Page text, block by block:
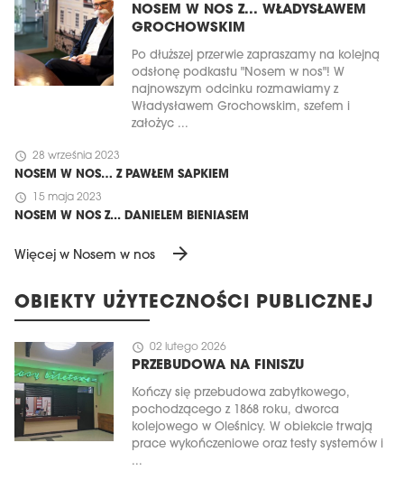
NOSEM W NOS Z... WŁADYSŁAWEM
GROCHOWSKIM
Po dłuższej przerwie zapraszamy na kolejną
odsłonę podkastu "Nosem w nos"! W
najnowszym odcinku rozmawiamy z
Władysławem Grochowskim, szefem i
założyc ...
schedule 28 września 2023
NOSEM W NOS… Z PAWŁEM SAPKIEM
schedule 15 maja 2023
NOSEM W NOS Z... DANIELEM BIENIASEM
Więcej w Nosem w nos arrow_forward
OBIEKTY UŻYTECZNOŚCI PUBLICZNEJ
schedule 02 lutego 2026
PRZEBUDOWA NA FINISZU
Kończy się przebudowa zabytkowego,
pochodzącego z 1868 roku, dworca
kolejowego w Oleśnicy. W obiekcie trwają
prace wykończeniowe oraz testy systemów i
...